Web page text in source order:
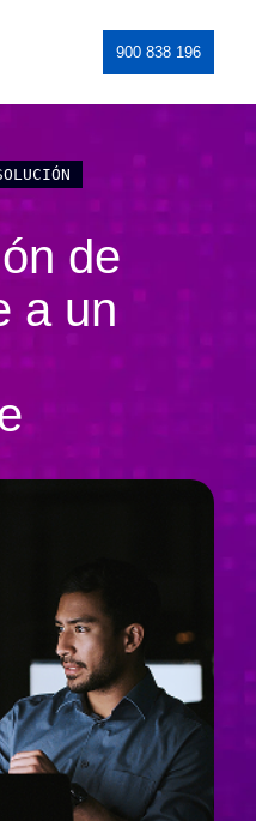
900 838 196
de
a un